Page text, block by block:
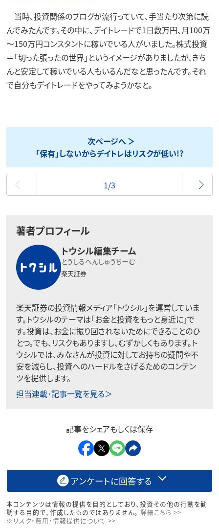
当時、投資関係のブログが流行っていて、手当たり次第に読
んでみたんです。その中に、デイトレードで1日数万円、月100万
～150万円コンスタントに稼いでいる人がいました。株式投資
＝「切った張ったの世界」というイメージがありましたが、きち
んと安定して稼いでいる人もいるんだなと思ったんです。それ
で自分もデイトレードをやってみようかなと。
次ページへ
「保有」しないからデイトレはリスクが低い!?
最初
1/3
著者プロフィール
トウシル編集チーム
とうしるへんしゅうちーむ
楽天証券
楽天証券の投資情報メディア「トウシル」を運営していま
す。トウシルのテーマは「お金と投資をもっと身近に」で
す。投資は、お金に振り回されないためにできることのひ
とつ。でも、リスクもありますし、むずかしくもあります。ト
ウシルでは、みなさんが投資に対してお持ちの疑問や不
安を減らし、投資へのハードルをさげるためのコンテン
ツを提供します。
担当連載･記事一覧を見る＞
記事をシェアもしくは保存
アンケートに回答する
本コンテンツは情報の提供を目的としており、投資その他の行動を勧
誘する目的で、作成したものではありません。 詳細こちら >>
※リスク・費用・情報提供について >>